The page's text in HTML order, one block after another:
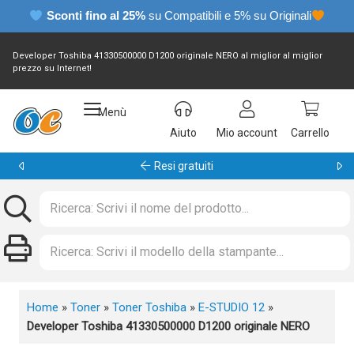
Sconti fino al 25% su Compatibili e 5% su Originali
Developer Toshiba 41330500000 D1200 originale NERO al miglior al miglior
prezzo su Internet!
Menù
Aiuto
Mio account Carrello
Garanzia 24 mesi
Home » Toner » Toner Toshiba » E-STUDIO 12 »
Developer Toshiba 41330500000 D1200 originale NERO